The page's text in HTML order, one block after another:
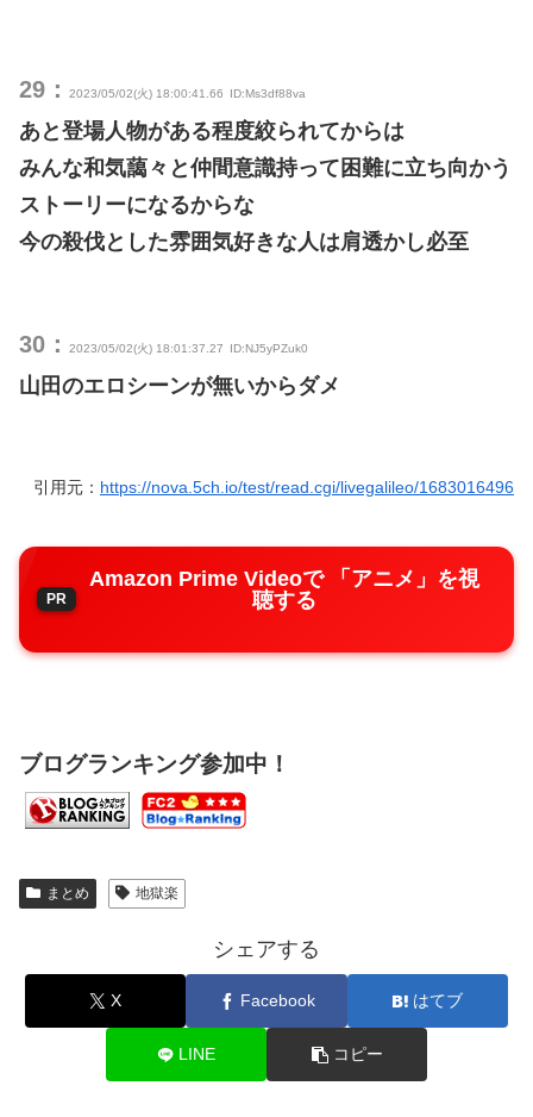
29： 2023/05/02(火) 18:00:41.66 ID:Ms3df88va
あと登場人物がある程度絞られてからは
みんな和気藹々と仲間意識持って困難に立ち向かう
ストーリーになるからな
今の殺伐とした雰囲気好きな人は肩透かし必至
30： 2023/05/02(火) 18:01:37.27 ID:NJ5yPZuk0
山田のエロシーンが無いからダメ
引用元： https://nova.5ch.io/test/read.cgi/livegalileo/1683016496
Amazon Prime Videoで 「アニメ」を視
聴する
ブログランキング参加中！
まとめ 地獄楽
シェアする
X Facebook はてブ
LINE コピー